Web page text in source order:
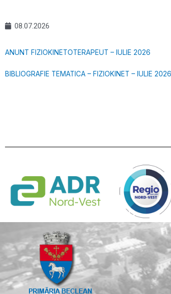
08.07.2026
ANUNT FIZIOKINETOTERAPEUT – IULIE 2026
BIBLIOGRAFIE TEMATICA – FIZIOKINET – IULIE 2026